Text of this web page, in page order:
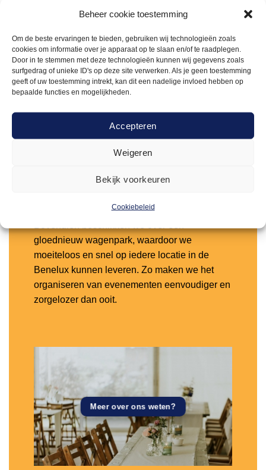
Beheer cookie toestemming
Om de beste ervaringen te bieden, gebruiken wij technologieën zoals
cookies om informatie over je apparaat op te slaan en/of te raadplegen.
Door in te stemmen met deze technologieën kunnen wij gegevens zoals
surfgedrag of unieke ID's op deze site verwerken. Als je geen toestemming
geeft of uw toestemming intrekt, kan dit een nadelige invloed hebben op
bepaalde functies en mogelijkheden.
Accepteren
Weigeren
Bekijk voorkeuren
Cookiebeleid
Waarom kiezen voor Arendje?
Bij Arendje Verhuur weet je altijd waar je aan
toe bent. Wij staan voor duidelijke en heldere
afspraken, zodat je nooit voor verrassingen
assortiment van maar liefst 5.000 m² aan
verhuurgoederen bieden we alles wat nodig is
voor horeca en evenementen.
We denken mee vanuit de wensen van onze
ons aanbod hier naadloos op aansluiten.
gloednieuw wagenpark, waardoor we
moeiteloos en snel op iedere locatie in de
Benelux kunnen leveren. Zo maken we het
organiseren van evenementen eenvoudiger en
zorgelozer dan ooit.
Meer over ons weten?